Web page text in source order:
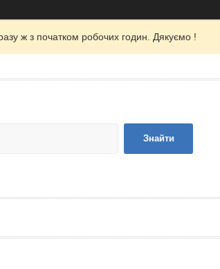
ж з початком робочих годин. Дякуємо !
Знайти